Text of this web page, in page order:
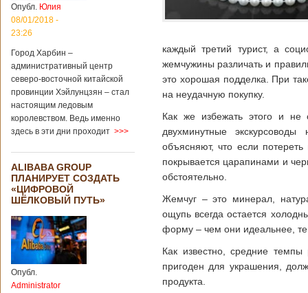
Опубл. Юлия
08/01/2018 -
23:26
Город Харбин –
административный центр
северо-восточной китайской
провинции Хэйлунцзян – стал
настоящим ледовым
королевством. Ведь именно
здесь в эти дни проходит >>>
ALIBABA GROUP
ПЛАНИРУЕТ СОЗДАТЬ
«ЦИФРОВОЙ
ШЁЛКОВЫЙ ПУТЬ»
Опубл.
Administrator
каждый третий турист, а
жемчужины различать и
это хорошая подделка. При
на неудачную покупку.
Как же избежать этого и не
двухминутные
объясняют, что если
покрывается царапинами и
обстоятельно.
Жемчуг – это минерал,
ощупь всегда остается
форму – чем они идеальнее,
Как известно, средние
пригоден для украшения,
продукта.